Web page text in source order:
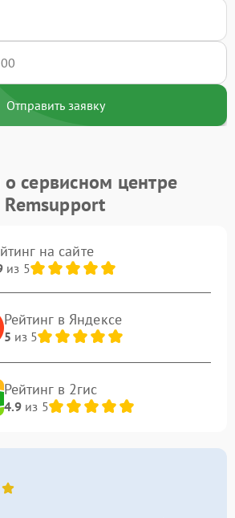
Отправить заявку
сервисном центре
Remsupport
на сайте
из 5
Рейтинг в Яндексе
5 из 5
Рейтинг в 2гис
4.9из 5